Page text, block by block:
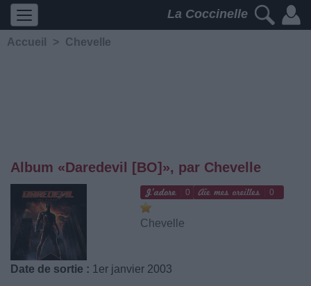
La Coccinelle
Accueil > Chevelle
Album «Daredevil [BO]», par Chevelle
0 0
Chevelle
Date de sortie : 1er janvier 2003